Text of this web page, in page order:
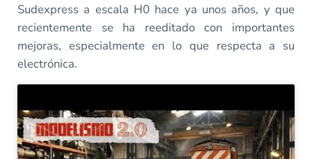
Sudexpress a escala H0 hace ya unos años, y que
recientemente se ha reeditado con importantes
mejoras, especialmente en lo que respecta a su
electrónica.